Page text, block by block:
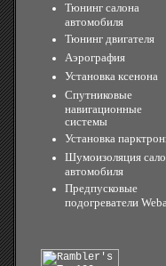
Тюнинг салона
автомобиля
Тюнинг двигателя
Аэрография
Установка ксенона
Спутниковые
навигационные
системы
Установка
Шумоизоляция
автомобиля
Предпусковые
подогреватели